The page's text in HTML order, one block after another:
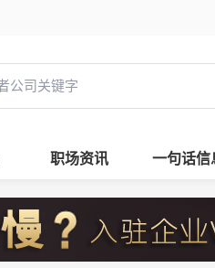
职场资讯 一句话信